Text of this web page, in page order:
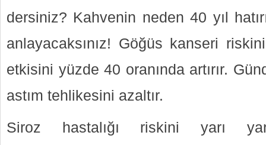
dersiniz? Kahvenin neden 40 yıl
anlayacaksınız! Göğüs kanseri
etkisini yüzde 40 oranında artırır.
astım tehlikesini azaltır.
Siroz hastalığı riskini yarı